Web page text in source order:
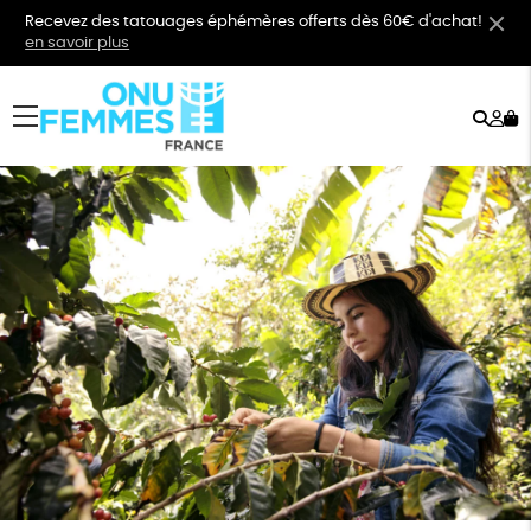
Recevez des tatouages éphémères offerts dès 60€ d'achat!
en savoir plus
menu